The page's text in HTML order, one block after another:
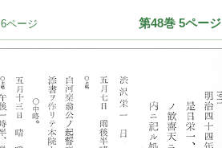
第48巻 5ページ